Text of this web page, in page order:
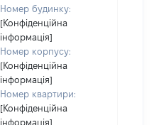
Номер будинку:
[Конфіденційна
інформація]
Номер корпусу:
[Конфіденційна
інформація]
Номер квартири:
[Конфіденційна
інформація]